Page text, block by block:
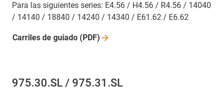
Para las siguientes series: E4.56 / H4.56 / R4.56 / 14040
/ 14140 / 18840 / 14240 / 14340 / E61.62 / E6.62
Carriles de guiado (PDF)
975.30.SL / 975.31.SL